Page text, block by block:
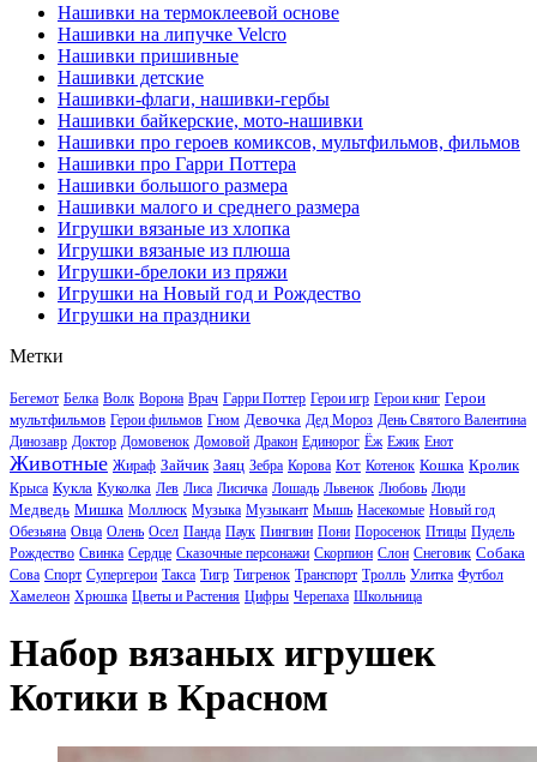
Нашивки на термоклеевой основе
Нашивки на липучке Velcro
Нашивки пришивные
Нашивки детские
Нашивки-флаги, нашивки-гербы
Нашивки байкерские, мото-нашивки
Нашивки про героев комиксов, мультфильмов, фильмов
Нашивки про Гарри Поттера
Нашивки большого размера
Нашивки малого и среднего размера
Игрушки вязаные из хлопка
Игрушки вязаные из плюша
Игрушки-брелоки из пряжи
Игрушки на Новый год и Рождество
Игрушки на праздники
Метки
Бегемот Белка Волк Ворона Врач Гарри Поттер Герои игр Герои книг Герои
мультфильмов Герои фильмов Гном Девочка Дед Мороз День Святого Валентина
Динозавр Доктор Домовенок Домовой Дракон Единорог Ёж Ежик Енот
Животные Жираф Зайчик Заяц Зебра Корова Кот Котенок Кошка Кролик
Крыса Кукла Куколка Лев Лиса Лисичка Лошадь Львенок Любовь Люди
Медведь Мишка Моллюск Музыка Музыкант Мышь Насекомые Новый год
Обезьяна Овца Олень Осел Панда Паук Пингвин Пони Поросенок Птицы Пудель
Рождество Свинка Сердце Сказочные персонажи Скорпион Слон Снеговик Собака
Сова Спорт Супергерои Такса Тигр Тигренок Транспорт Тролль Улитка Футбол
Хамелеон Хрюшка Цветы и Растения Цифры Черепаха Школьница
Набор вязаных игрушек
Котики в Красном